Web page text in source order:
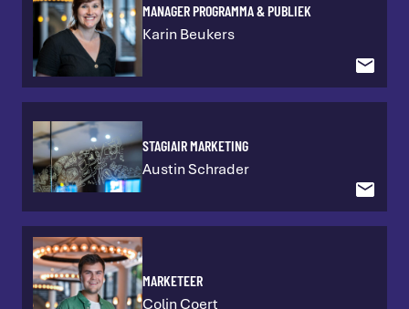
MANAGER PROGRAMMA & PUBLIEK
Karin Beukers
STAGIAIR MARKETING
Austin Schrader
MARKETEER
Colin Coert